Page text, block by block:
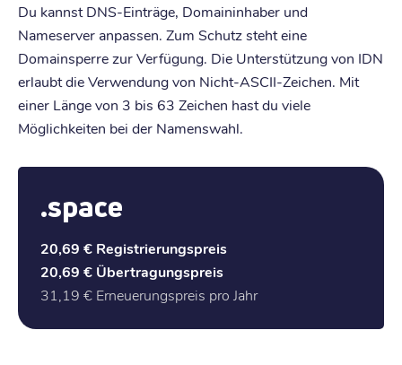
Du kannst DNS-Einträge, Domaininhaber und
Nameserver anpassen. Zum Schutz steht eine
Domainsperre zur Verfügung. Die Unterstützung von IDN
erlaubt die Verwendung von Nicht-ASCII-Zeichen. Mit
einer Länge von 3 bis 63 Zeichen hast du viele
Möglichkeiten bei der Namenswahl.
.space
20,69 € Registrierungspreis
20,69 € Übertragungspreis
31,19 € Erneuerungspreis pro Jahr